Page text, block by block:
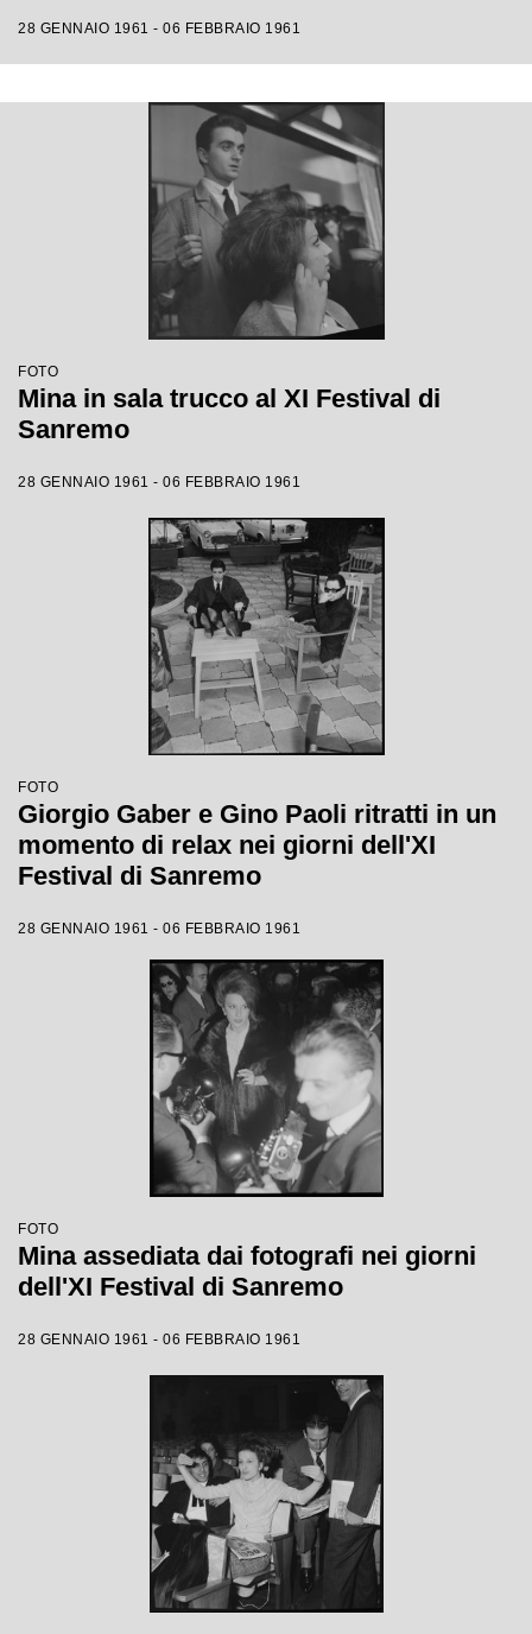
28 GENNAIO 1961 - 06 FEBBRAIO 1961
FOTO
Mina in sala trucco al XI Festival di
Sanremo
28 GENNAIO 1961 - 06 FEBBRAIO 1961
FOTO
Giorgio Gaber e Gino Paoli ritratti in un
momento di relax nei giorni dell'XI
Festival di Sanremo
28 GENNAIO 1961 - 06 FEBBRAIO 1961
FOTO
Mina assediata dai fotografi nei giorni
dell'XI Festival di Sanremo
28 GENNAIO 1961 - 06 FEBBRAIO 1961